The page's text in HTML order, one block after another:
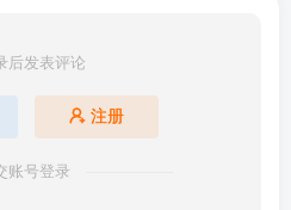
后发表评论
注册
账号登录